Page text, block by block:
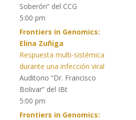
Soberón” del CCG
5:00 pm
Frontiers in Genomics:
Elina Zuñiga
Respuesta multi-sistémica
durante una infección viral
Auditorio “Dr. Francisco
Bolivar” del IBt
5:00 pm
Frontiers in Genomics: